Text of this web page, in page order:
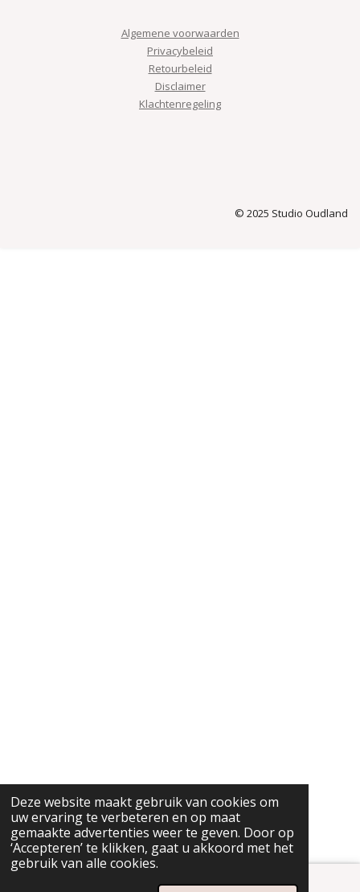
Deze website maakt gebruik van cookies om
uw ervaring te verbeteren en op maat
gemaakte advertenties weer te geven. Door op
‘Accepteren’ te klikken, gaat u akkoord met het
gebruik van alle cookies.
Algemene voorwaarden
Privacybeleid
Retourbeleid
Disclaimer
Klachtenregeling
© 2025 Studio Oudland